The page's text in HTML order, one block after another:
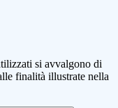
si avvalgono di
finalità illustrate nella